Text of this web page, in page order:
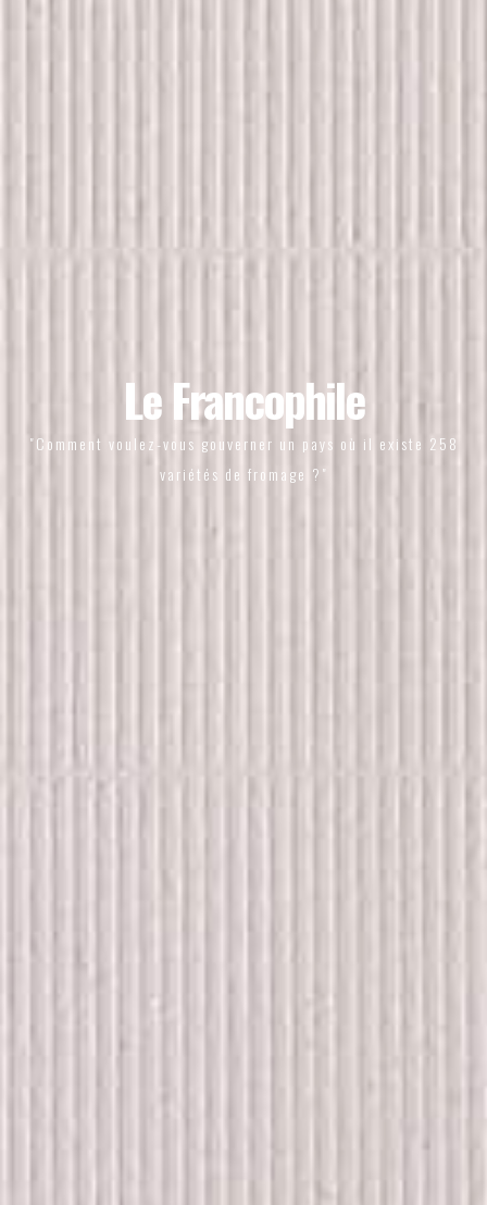
Le Francophile
"Comment voulez-vous gouverner un pays où il existe 258
variétés de fromage ?"